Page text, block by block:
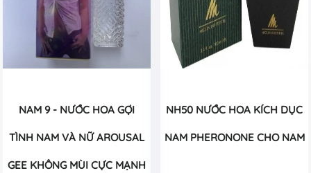
NAM 9 - NƯỚC HOA GỢI
TÌNH NAM VÀ NỮ AROUSAL
GEE KHÔNG MÙI CỰC MẠNH
NH50 NƯỚC HOA KÍCH DỤC
NAM PHERONONE CHO NAM